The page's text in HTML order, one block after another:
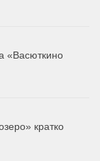
«Васюткино
кратко